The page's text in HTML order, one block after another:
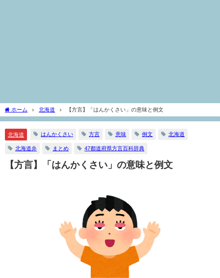
ホーム 北海道 【方言】「はんかくさい」の意味と例文
北海道 はんかくさい 方言 意味 例文 北海道
北海道弁 まとめ 47都道府県方言百科辞典
【方言】「はんかくさい」の意味と例文